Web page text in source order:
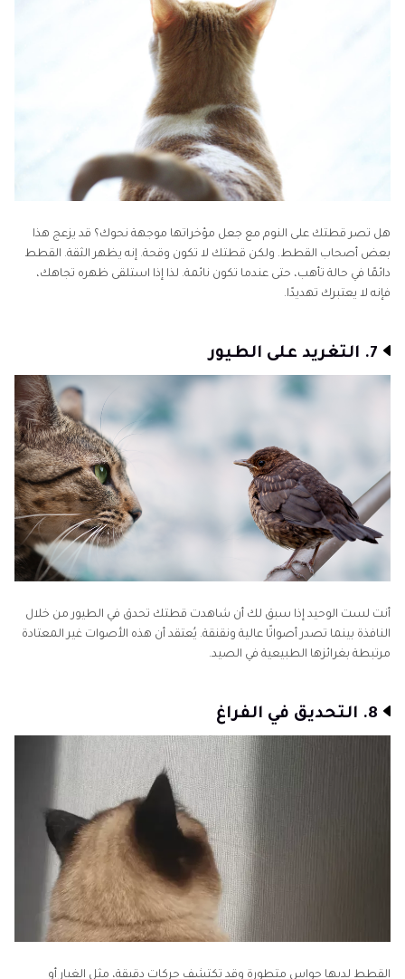
هل تصر قطتك على النوم مع جعل مؤخراتها موجهة نحوك؟ قد يزعج هذا
بعض أصحاب القطط. ولكن قطتك لا تكون وقحة. إنه يظهر الثقة. القطط
دائمًا في حالة تأهب، حتى عندما تكون نائمة. لذا إذا استلقى ظهره تجاهك،
فإنه لا يعتبرك تهديدًا.
7. التغريد على الطيور
أنت لست الوحيد إذا سبق لك أن شاهدت قطتك تحدق في الطيور من خلال
النافذة بينما تصدر أصواتًا عالية ونقنقة. يُعتقد أن هذه الأصوات غير المعتادة
مرتبطة بغرائزها الطبيعية في الصيد.
8. التحديق في الفراغ
القطط لديها حواس متطورة وقد تكتشف حركات دقيقة، مثل الغبار أو